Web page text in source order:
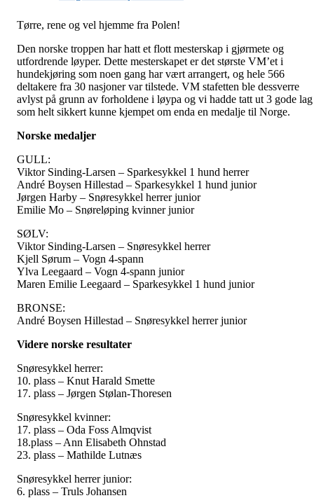
Tørre, rene og vel hjemme fra Polen!
Den norske troppen har hatt et flott mesterskap i gjørmete og
utfordrende løyper. Dette mesterskapet er det største VM’et i
hundekjøring som noen gang har vært arrangert, og hele 566
deltakere fra 30 nasjoner var tilstede. VM stafetten ble dessverre
avlyst på grunn av forholdene i løypa og vi hadde tatt ut 3 gode lag
som helt sikkert kunne kjempet om enda en medalje til Norge.
Norske medaljer
GULL:
Viktor Sinding-Larsen – Sparkesykkel 1 hund herrer
André Boysen Hillestad – Sparkesykkel 1 hund junior
Jørgen Harby – Snøresykkel herrer junior
Emilie Mo – Snøreløping kvinner junior
SØLV:
Viktor Sinding-Larsen – Snøresykkel herrer
Kjell Sørum – Vogn 4-spann
Ylva Leegaard – Vogn 4-spann junior
Maren Emilie Leegaard – Sparkesykkel 1 hund junior
BRONSE:
André Boysen Hillestad – Snøresykkel herrer junior
Videre norske resultater
Snøresykkel herrer:
10. plass – Knut Harald Smette
17. plass – Jørgen Stølan-Thoresen
Snøresykkel kvinner:
17. plass – Oda Foss Almqvist
18.plass – Ann Elisabeth Ohnstad
23. plass – Mathilde Lutnæs
Snøresykkel herrer junior:
6. plass – Truls Johansen